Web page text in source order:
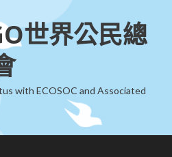
世界公民總
with ECOSOC and Associated